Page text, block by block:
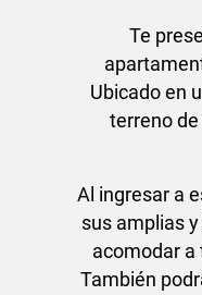
Te
Ubicado en
terreno
Al ingresar a
sus amplias
acomodar a
También